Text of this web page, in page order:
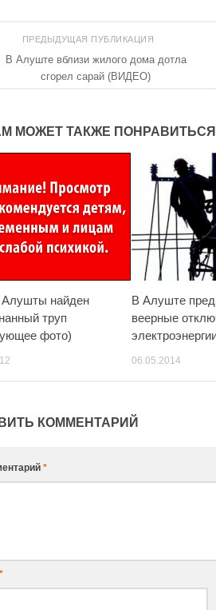
ПРЕДЫДУЩАЯ ПУБЛИКАЦИЯ
В Алуште вблизи жилого дома дотла
сгорел сарай (ВИДЕО)
МОЖЕТ ТАКЖЕ
Алушты найден
труп
фото)
В Алуште
веерные
06.05.2014
КОММЕНТАРИЙ
*
*